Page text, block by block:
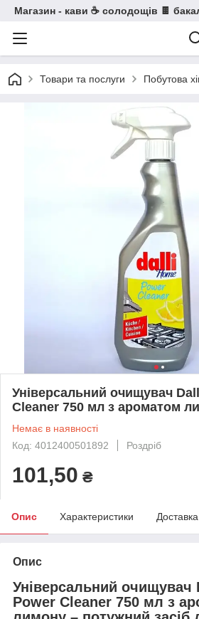
Магазин - кави ☕ солодощів 🍫
Товари та послуги Побутова
Універсальний очищувач
Cleaner 750 мл з ароматом
Немає в наявності
Код: 4012400501892
Роздріб
101,50 ₴
Опис Характеристики Доставка
Опис
Універсальний очищувач
Power Cleaner 750 мл з